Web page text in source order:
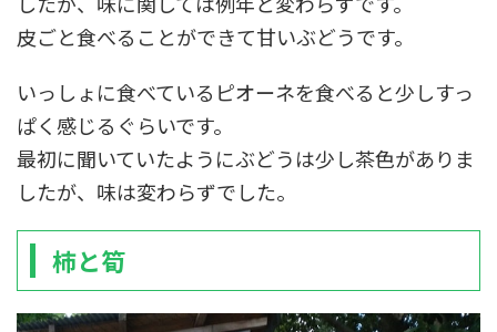
皮ごと食べることができて甘いぶどうです。
いっしょに食べているピオーネを食べると少しすっ
ぱく感じるぐらいです。
最初に聞いていたようにぶどうは少し茶色がありま
したが、味は変わらずでした。
柿と筍